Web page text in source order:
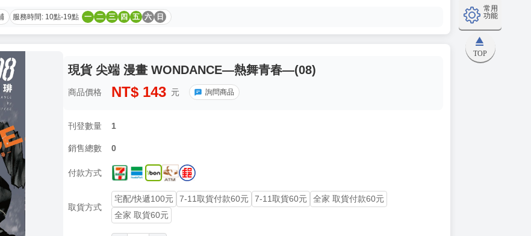
常用
功能
TOP
服務時間: 10點-19點 一 二 三 四 五 六 日
現貨 尖端 漫畫 WONDANCE—熱舞青春—(08)
商品價格 NT$ 143 元 詢問商品
刊登數量 1
銷售總數 0
付款方式
取貨方式
宅配/快遞100元 7-11取貨付款60元 7-11取貨60元
全家 取貨付款60元
全家 取貨60元